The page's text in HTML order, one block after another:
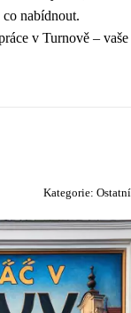
nabídnout.
v Turnově – vaše
Kategorie: Ostatní